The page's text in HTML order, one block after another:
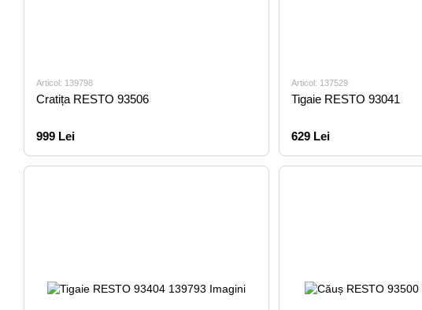
Articol: 139798
Cratița RESTO 93506
999 Lei
Articol: 137529
Tigaie RESTO 93041
629 Lei